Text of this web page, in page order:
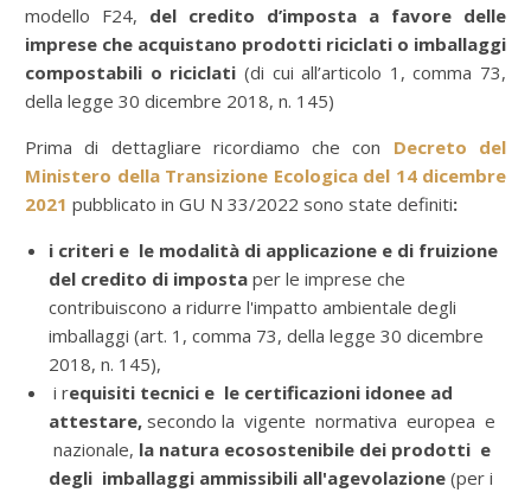
modello F24, del credito d’imposta a favore delle
imprese che acquistano prodotti riciclati o imballaggi
compostabili o riciclati (di cui all’articolo 1, comma 73,
della legge 30 dicembre 2018, n. 145)
Prima di dettagliare ricordiamo che con Decreto del
Ministero della Transizione Ecologica del 14 dicembre
2021 pubblicato in GU N 33/2022 sono state definiti:
i criteri e le modalità di applicazione e di fruizione
del credito di imposta per le imprese che
contribuiscono a ridurre l'impatto ambientale degli
imballaggi (art. 1, comma 73, della legge 30 dicembre
2018, n. 145),
i requisiti tecnici e le certificazioni idonee ad
attestare, secondo la vigente normativa europea e
nazionale, la natura ecosostenibile dei prodotti e
degli imballaggi ammissibili all'agevolazione (per i